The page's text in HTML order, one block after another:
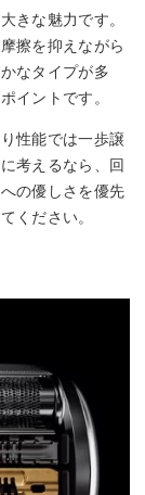
きな魅力です。
擦を抑えながら
なタイプが多
イントです。
性能では一歩譲
考えるなら、回
の優しさを優先
ください。